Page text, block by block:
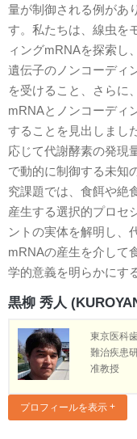
量が制御される例があ
す。私たちは、線虫を
ィングmRNAを探索し
遺伝子のノンコーディ
を受けること、さらに
mRNAとノンコーディ
することを見出しまし
応じて代謝酵素の発現
で動的に制御する未知
究課題では、食餌や絶
産生する選択的プロセ
ントの実体を解明し、
mRNAの産生を介して
学的意義を明らかにす
黒柳 秀人
東京医科
難治疾患
准教授
プロフィールを表示